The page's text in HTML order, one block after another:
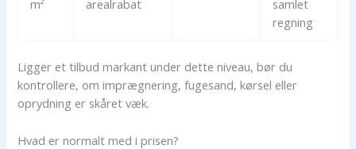
m²
arealrabat
samlet
regning
Ligger et tilbud markant under dette niveau, bør du
kontrollere, om imprægnering, fugesand, kørsel eller
oprydning er skåret væk.
Hvad er normalt med i prisen?